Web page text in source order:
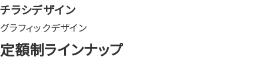
チラシデザイン
グラフィックデザイン
定額制ラインナップ